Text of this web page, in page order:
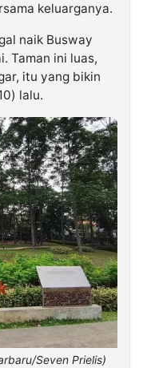
keluarganya.
naik Busway
Taman ini luas,
itu yang bikin
lalu.
Seven Prielis)